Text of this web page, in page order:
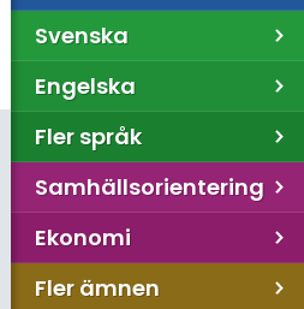
Svenska
Engelska
Fler språk
Samhällsorientering
Ekonomi
Fler ämnen